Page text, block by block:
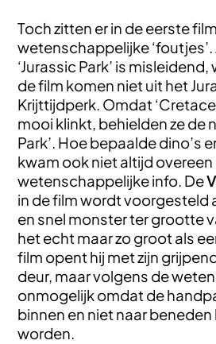
Toch zitten er in de eerste
wetenschappelijke ‘foutjes’.
‘Jurassic Park’ is
de film komen niet uit het
Krijttijdperk. Omdat
mooi klinkt, behielden ze de
Park’. Hoe bepaalde dino’s
kwam ook niet altijd
wetenschappelijke info. De
in de film wordt voorgesteld
en snel monster ter grootte
het echt maar zo groot als
film opent hij met zijn
deur, maar volgens de
onmogelijk omdat de
binnen en niet naar
worden.